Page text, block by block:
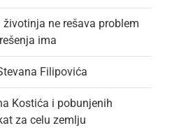
ne rešava problem
ima
Filipovića
Kostića i pobunjenih
za celu zemlju